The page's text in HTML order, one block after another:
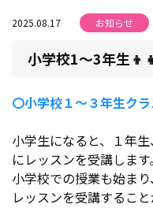
2025.08.17 お知らせ
小学校1～3年生
〇小学校１～３年生ク
小学生になると、１年
にレッスンを受講します。
小学校での授業も始ま
レッスンを受講するこ